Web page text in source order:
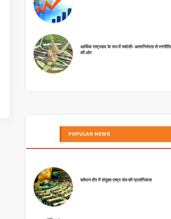
आर्थिक राष्ट्रवाद के रूप में स्वदेशीः आत्मनिर्भरता से
की ओर
POPULAR NEWS
वर्तमान दौर में संयुक्त राष्ट्र संघ की प्रासंगिकता